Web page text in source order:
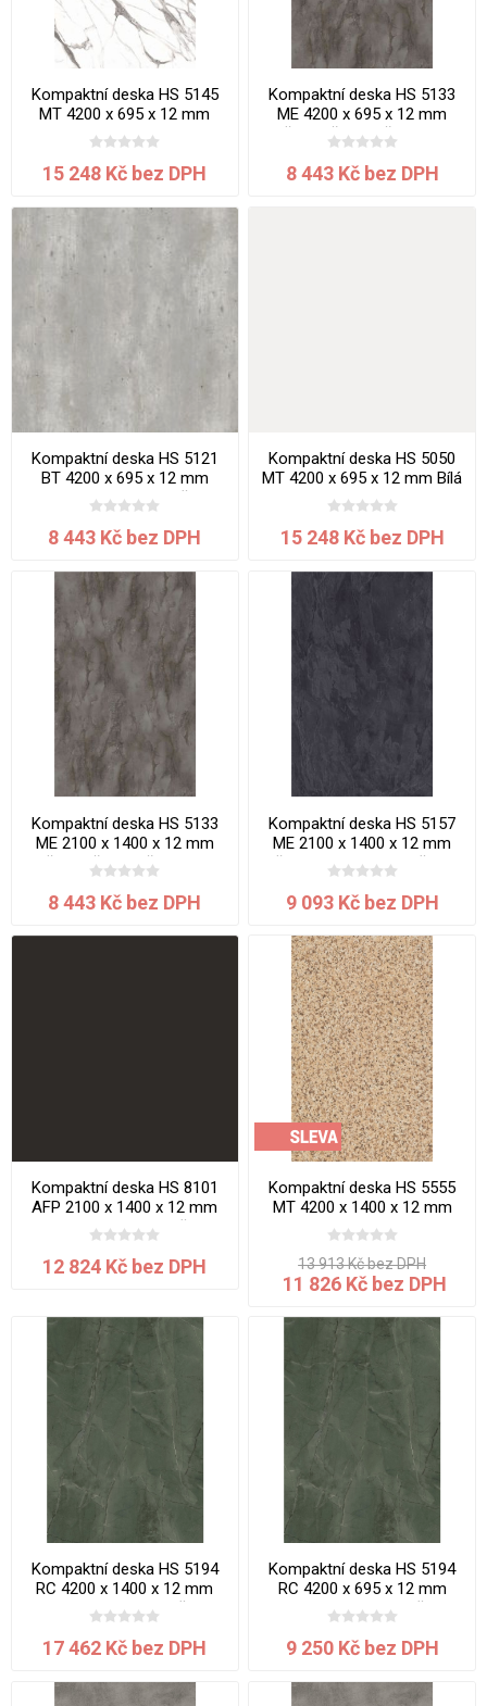
Kompaktní deska HS 5145
MT 4200 x 695 x 12 mm
Mramor jádro bílé
15 248 Kč bez DPH
Kompaktní deska HS 5133
ME 4200 x 695 x 12 mm
Břidlice šedohnědá jadro
černé
8 443 Kč bez DPH
Kompaktní deska HS 5121
BT 4200 x 695 x 12 mm
Beton Portland jádro černé
8 443 Kč bez DPH
Kompaktní deska HS 5050
MT 4200 x 695 x 12 mm Bílá
Platinium jádro bílé
15 248 Kč bez DPH
Kompaktní deska HS 5133
ME 2100 x 1400 x 12 mm
Břidlice šedohnědá jadro
černé
8 443 Kč bez DPH
Kompaktní deska HS 5157
ME 2100 x 1400 x 12 mm
Břidlice Mosela jádro černé
9 093 Kč bez DPH
Kompaktní deska HS 8101
AFP 2100 x 1400 x 12 mm
Black Diamond jádro černé
12 824 Kč bez DPH
Kompaktní deska HS 5555
MT 4200 x 1400 x 12 mm
Burgundy Granite jádro bílé
13 913 Kč bez DPH
11 826 Kč bez DPH
Kompaktní deska HS 5194
RC 4200 x 1400 x 12 mm
Mramor Verde jádro černé
17 462 Kč bez DPH
Kompaktní deska HS 5194
RC 4200 x 695 x 12 mm
Mramor Verde jádro černé
9 250 Kč bez DPH